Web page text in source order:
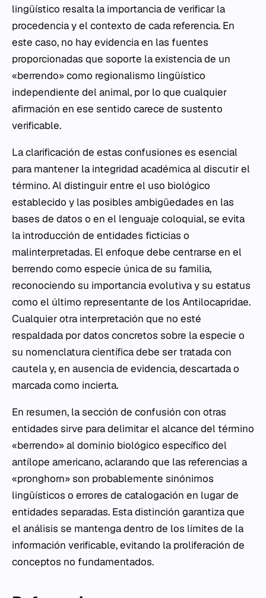
lingüístico resalta la importancia de verificar la
procedencia y el contexto de cada referencia. En
este caso, no hay evidencia en las fuentes
proporcionadas que soporte la existencia de un
«berrendo» como regionalismo lingüístico
independiente del animal, por lo que cualquier
afirmación en ese sentido carece de sustento
verificable.
La clarificación de estas confusiones es esencial
para mantener la integridad académica al discutir el
término. Al distinguir entre el uso biológico
establecido y las posibles ambigüedades en las
bases de datos o en el lenguaje coloquial, se evita
la introducción de entidades ficticias o
malinterpretadas. El enfoque debe centrarse en el
berrendo como especie única de su familia,
reconociendo su importancia evolutiva y su estatus
como el último representante de los Antilocapridae.
Cualquier otra interpretación que no esté
respaldada por datos concretos sobre la especie o
su nomenclatura científica debe ser tratada con
cautela y, en ausencia de evidencia, descartada o
marcada como incierta.
En resumen, la sección de confusión con otras
entidades sirve para delimitar el alcance del término
«berrendo» al dominio biológico específico del
antílope americano, aclarando que las referencias a
«pronghorn» son probablemente sinónimos
lingüísticos o errores de catalogación en lugar de
entidades separadas. Esta distinción garantiza que
el análisis se mantenga dentro de los límites de la
información verificable, evitando la proliferación de
conceptos no fundamentados.